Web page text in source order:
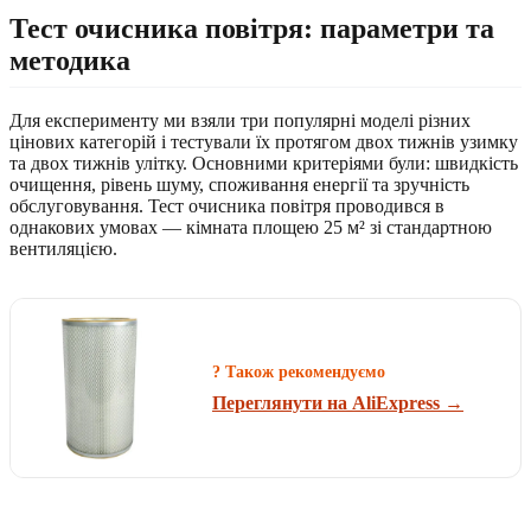
Тест очисника повітря: параметри та
методика
Для експерименту ми взяли три популярні моделі різних
цінових категорій і тестували їх протягом двох тижнів узимку
та двох тижнів улітку. Основними критеріями були: швидкість
очищення, рівень шуму, споживання енергії та зручність
обслуговування. Тест очисника повітря проводився в
однакових умовах — кімната площею 25 м² зі стандартною
вентиляцією.
? Також рекомендуємо
Переглянути на AliExpress →